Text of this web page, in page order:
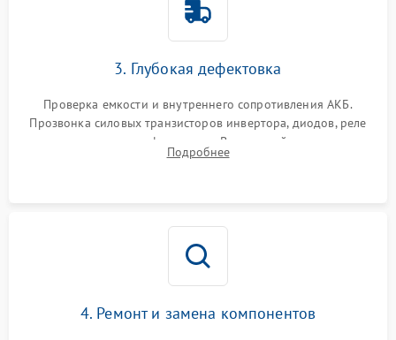
3. Глубокая дефектовка
Проверка емкости и внутреннего сопротивления АКБ.
Прозвонка силовых транзисторов инвертора, диодов, реле
переключения и трансформатора. Визуальный поиск вздутых
конденсаторов и прогаров на печатной плате.
Подробнее
4. Ремонт и замена компонентов